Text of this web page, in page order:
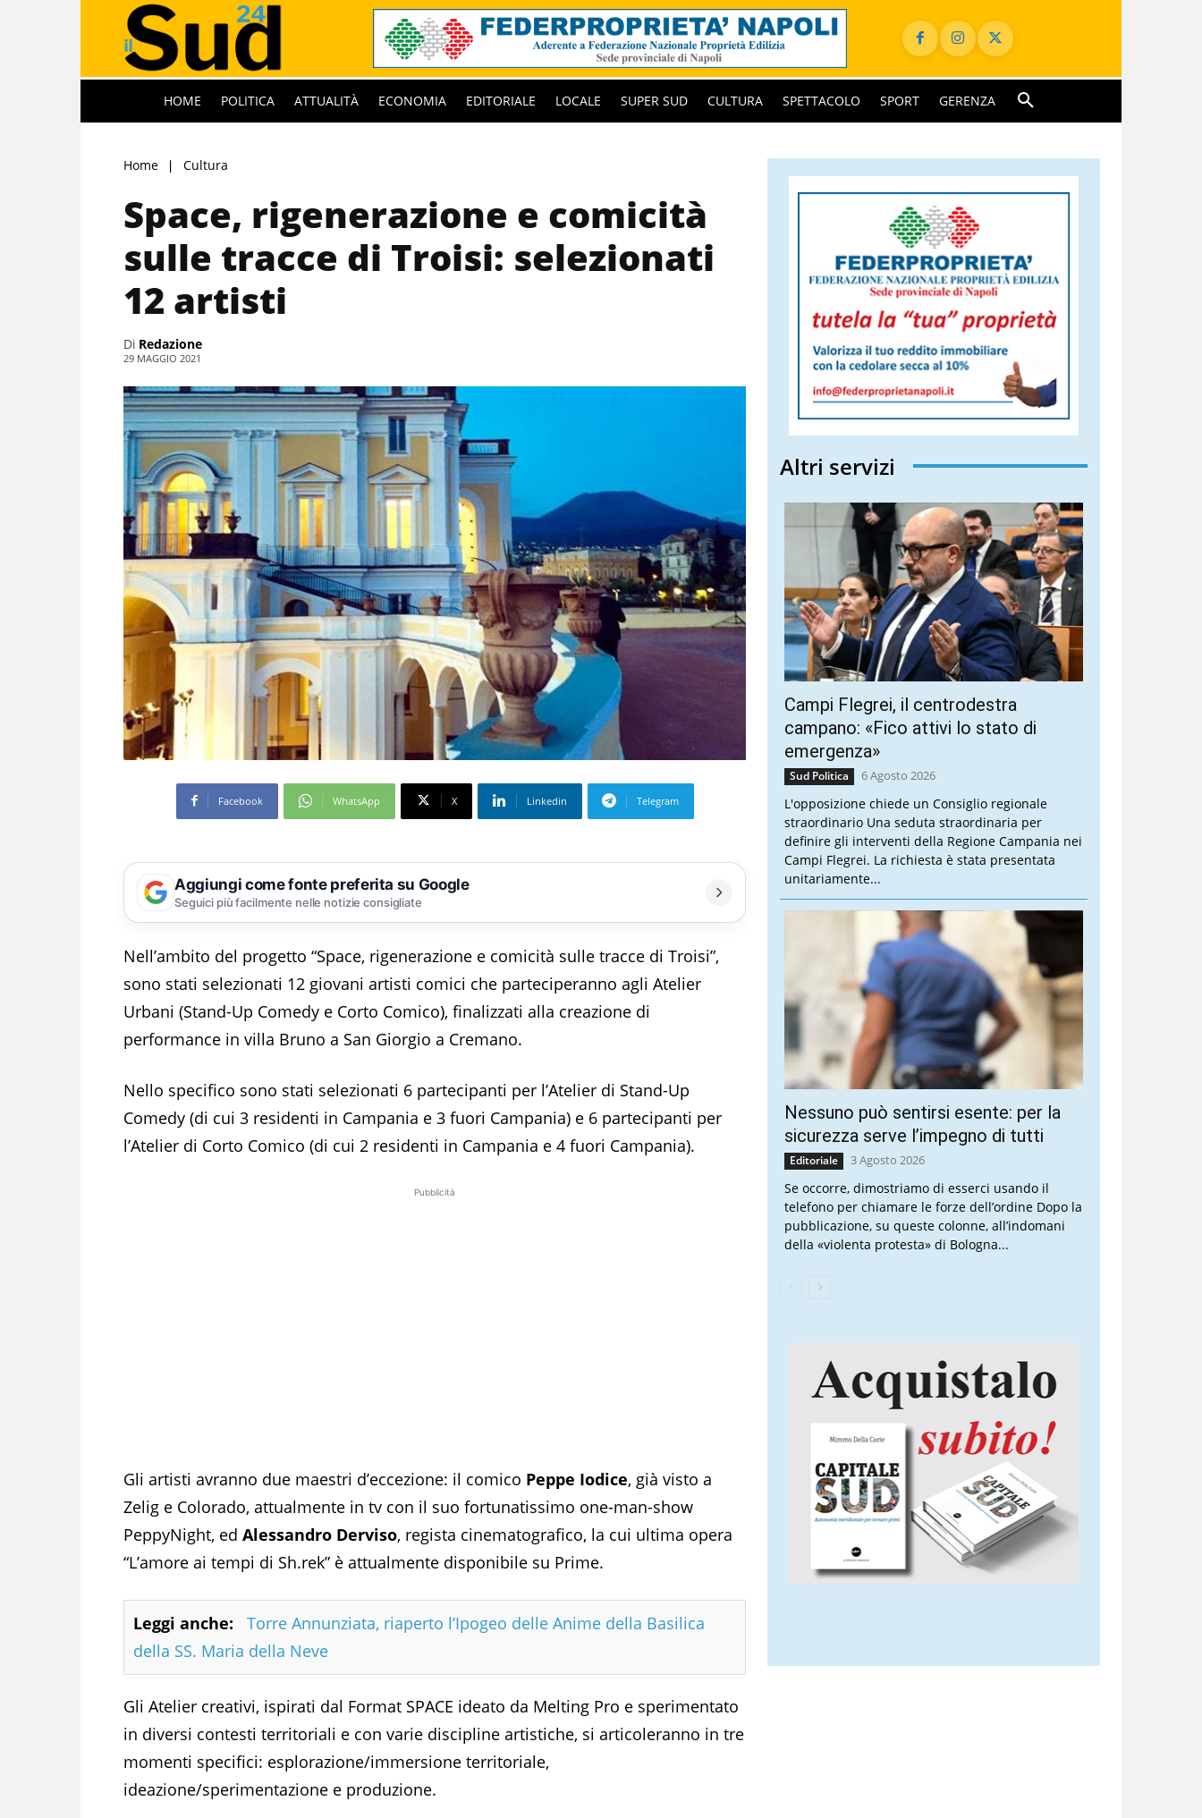
HOME POLITICA ATTUALITÀ ECONOMIA EDITORIALE LOCALE SUPER SUD CULTURA SPETTACOLO SPORT GERENZA
Home Cultura
Space, rigenerazione e comicità
sulle tracce di Troisi: selezionati
12 artisti
Di Redazione
29 MAGGIO 2021
Facebook WhatsApp X Linkedin Telegram
Aggiungi come fonte preferita su Google
Seguici più facilmente nelle notizie consigliate
Nell’ambito del progetto “Space, rigenerazione e comicità sulle tracce di Troisi”,
sono stati selezionati 12 giovani artisti comici che parteciperanno agli Atelier
Urbani (Stand-Up Comedy e Corto Comico), finalizzati alla creazione di
performance in villa Bruno a San Giorgio a Cremano.
Nello specifico sono stati selezionati 6 partecipanti per l’Atelier di Stand-Up
Comedy (di cui 3 residenti in Campania e 3 fuori Campania) e 6 partecipanti per
l’Atelier di Corto Comico (di cui 2 residenti in Campania e 4 fuori Campania).
Pubblicità
Gli artisti avranno due maestri d’eccezione: il comico Peppe Iodice, già visto a
Zelig e Colorado, attualmente in tv con il suo fortunatissimo one-man-show
PeppyNight, ed Alessandro Derviso, regista cinematografico, la cui ultima opera
“L’amore ai tempi di Sh.rek” è attualmente disponibile su Prime.
Leggi anche:
Torre Annunziata, riaperto l’Ipogeo delle Anime della Basilica
della SS. Maria della Neve
Gli Atelier creativi, ispirati dal Format SPACE ideato da Melting Pro e sperimentato
in diversi contesti territoriali e con varie discipline artistiche, si articoleranno in tre
momenti specifici: esplorazione/immersione territoriale,
ideazione/sperimentazione e produzione.
Altri servizi
Campi Flegrei, il centrodestra
campano: «Fico attivi lo stato di
emergenza»
Sud Politica 6 Agosto 2026
L'opposizione chiede un Consiglio regionale
straordinario Una seduta straordinaria per
definire gli interventi della Regione Campania nei
Campi Flegrei. La richiesta è stata presentata
unitariamente...
Nessuno può sentirsi esente: per la
sicurezza serve l’impegno di tutti
Editoriale 3 Agosto 2026
Se occorre, dimostriamo di esserci usando il
telefono per chiamare le forze dell’ordine Dopo la
pubblicazione, su queste colonne, all’indomani
della «violenta protesta» di Bologna...